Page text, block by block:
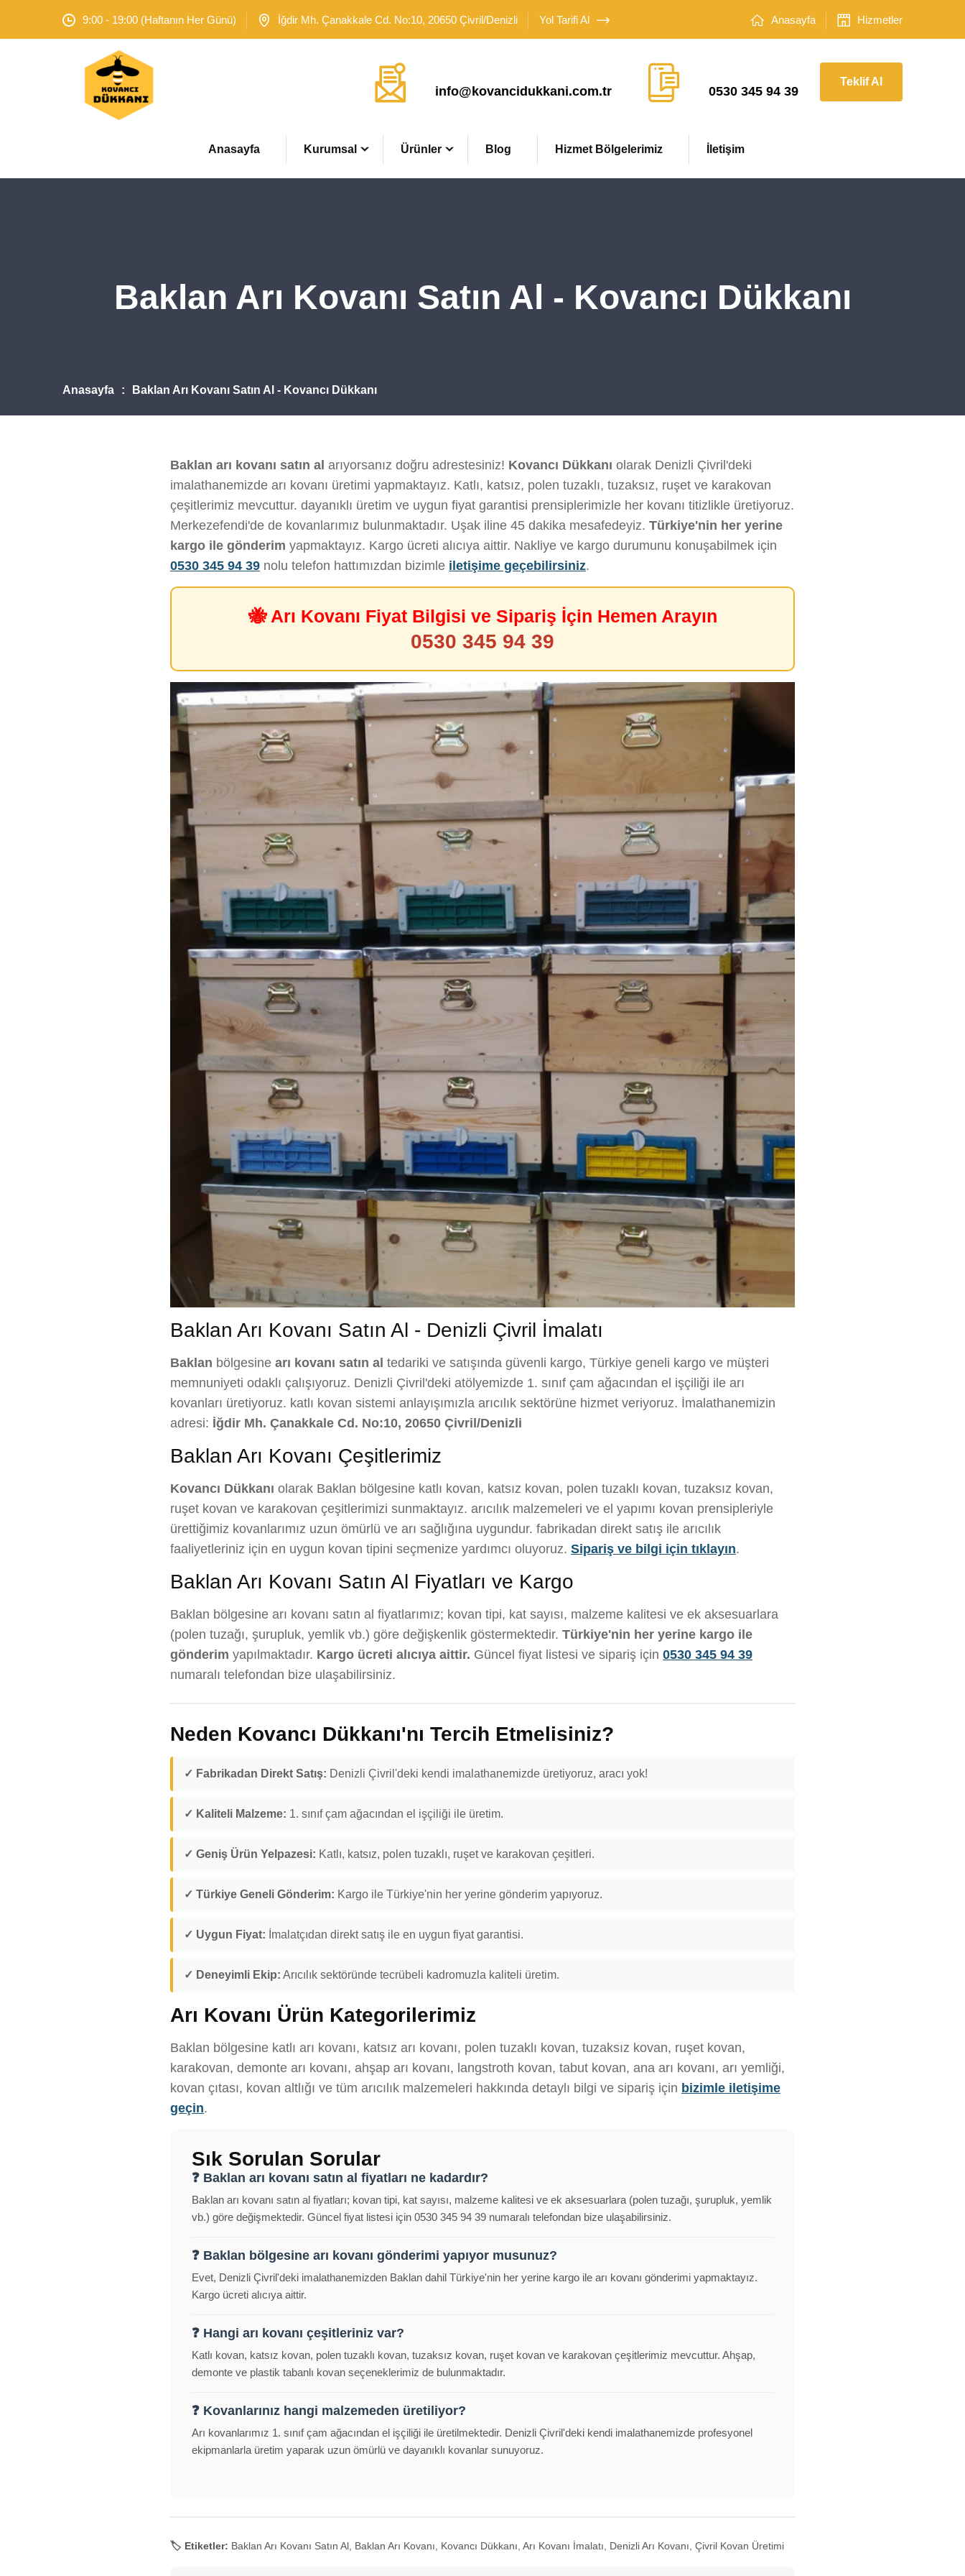
9:00 - 19:00 (Haftanın Her Günü) İğdir Mh. Çanakkale Cd. No:10, 20650 Çivril/Denizli Yol Tarifi Al Anasayfa Hizmetler
info@kovancidukkani.com.tr 0530 345 94 39
Teklif Al
Anasayfa Kurumsal Ürünler Blog Hizmet Bölgelerimiz İletişim
Baklan Arı Kovanı Satın Al - Kovancı Dükkanı
Anasayfa Baklan Arı Kovanı Satın Al - Kovancı Dükkanı
Baklan arı kovanı satın al arıyorsanız doğru adrestesiniz! Kovancı Dükkanı olarak Denizli Çivril'deki
imalathanemizde arı kovanı üretimi yapmaktayız. Katlı, katsız, polen tuzaklı, tuzaksız, ruşet ve karakovan
çeşitlerimiz mevcuttur. dayanıklı üretim ve uygun fiyat garantisi prensiplerimizle her kovanı titizlikle üretiyoruz.
Merkezefendi'de de kovanlarımız bulunmaktadır. Uşak iline 45 dakika mesafedeyiz. Türkiye'nin her yerine
kargo ile gönderim yapmaktayız. Kargo ücreti alıcıya aittir. Nakliye ve kargo durumunu konuşabilmek için
0530 345 94 39 nolu telefon hattımızdan bizimle iletişime geçebilirsiniz.
🐝 Arı Kovanı Fiyat Bilgisi ve Sipariş İçin Hemen Arayın
0530 345 94 39
Baklan Arı Kovanı Satın Al - Denizli Çivril İmalatı
Baklan bölgesine arı kovanı satın al tedariki ve satışında güvenli kargo, Türkiye geneli kargo ve müşteri
memnuniyeti odaklı çalışıyoruz. Denizli Çivril'deki atölyemizde 1. sınıf çam ağacından el işçiliği ile arı
kovanları üretiyoruz. katlı kovan sistemi anlayışımızla arıcılık sektörüne hizmet veriyoruz. İmalathanemizin
adresi: İğdir Mh. Çanakkale Cd. No:10, 20650 Çivril/Denizli
Baklan Arı Kovanı Çeşitlerimiz
Kovancı Dükkanı olarak Baklan bölgesine katlı kovan, katsız kovan, polen tuzaklı kovan, tuzaksız kovan,
ruşet kovan ve karakovan çeşitlerimizi sunmaktayız. arıcılık malzemeleri ve el yapımı kovan prensipleriyle
ürettiğimiz kovanlarımız uzun ömürlü ve arı sağlığına uygundur. fabrikadan direkt satış ile arıcılık
faaliyetleriniz için en uygun kovan tipini seçmenize yardımcı oluyoruz. Sipariş ve bilgi için tıklayın.
Baklan Arı Kovanı Satın Al Fiyatları ve Kargo
Baklan bölgesine arı kovanı satın al fiyatlarımız; kovan tipi, kat sayısı, malzeme kalitesi ve ek aksesuarlara
(polen tuzağı, şurupluk, yemlik vb.) göre değişkenlik göstermektedir. Türkiye'nin her yerine kargo ile
gönderim yapılmaktadır. Kargo ücreti alıcıya aittir. Güncel fiyat listesi ve sipariş için 0530 345 94 39
numaralı telefondan bize ulaşabilirsiniz.
Neden Kovancı Dükkanı'nı Tercih Etmelisiniz?
✓ Fabrikadan Direkt Satış: Denizli Çivril'deki kendi imalathanemizde üretiyoruz, aracı yok!
✓ Kaliteli Malzeme: 1. sınıf çam ağacından el işçiliği ile üretim.
✓ Geniş Ürün Yelpazesi: Katlı, katsız, polen tuzaklı, ruşet ve karakovan çeşitleri.
✓ Türkiye Geneli Gönderim: Kargo ile Türkiye'nin her yerine gönderim yapıyoruz.
✓ Uygun Fiyat: İmalatçıdan direkt satış ile en uygun fiyat garantisi.
✓ Deneyimli Ekip: Arıcılık sektöründe tecrübeli kadromuzla kaliteli üretim.
Arı Kovanı Ürün Kategorilerimiz
Baklan bölgesine katlı arı kovanı, katsız arı kovanı, polen tuzaklı kovan, tuzaksız kovan, ruşet kovan,
karakovan, demonte arı kovanı, ahşap arı kovanı, langstroth kovan, tabut kovan, ana arı kovanı, arı yemliği,
kovan çıtası, kovan altlığı ve tüm arıcılık malzemeleri hakkında detaylı bilgi ve sipariş için bizimle iletişime
geçin.
Sık Sorulan Sorular
❓ Baklan arı kovanı satın al fiyatları ne kadardır?
Baklan arı kovanı satın al fiyatları; kovan tipi, kat sayısı, malzeme kalitesi ve ek aksesuarlara (polen tuzağı, şurupluk, yemlik
vb.) göre değişmektedir. Güncel fiyat listesi için 0530 345 94 39 numaralı telefondan bize ulaşabilirsiniz.
❓ Baklan bölgesine arı kovanı gönderimi yapıyor musunuz?
Evet, Denizli Çivril'deki imalathanemizden Baklan dahil Türkiye'nin her yerine kargo ile arı kovanı gönderimi yapmaktayız.
Kargo ücreti alıcıya aittir.
❓ Hangi arı kovanı çeşitleriniz var?
Katlı kovan, katsız kovan, polen tuzaklı kovan, tuzaksız kovan, ruşet kovan ve karakovan çeşitlerimiz mevcuttur. Ahşap,
demonte ve plastik tabanlı kovan seçeneklerimiz de bulunmaktadır.
❓ Kovanlarınız hangi malzemeden üretiliyor?
Arı kovanlarımız 1. sınıf çam ağacından el işçiliği ile üretilmektedir. Denizli Çivril'deki kendi imalathanemizde profesyonel
ekipmanlarla üretim yaparak uzun ömürlü ve dayanıklı kovanlar sunuyoruz.
🏷️ Etiketler: Baklan Arı Kovanı Satın Al, Baklan Arı Kovanı, Kovancı Dükkanı, Arı Kovanı İmalatı, Denizli Arı Kovanı, Çivril Kovan Üretimi